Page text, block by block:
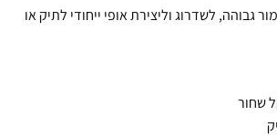
גבוהה, לשדרוג וליצירת אופי ייחודי לתיק או
שחור